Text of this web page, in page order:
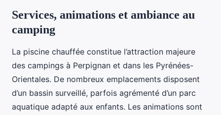
Services, animations et ambiance au
camping
La piscine chauffée constitue l’attraction majeure
des campings à Perpignan et dans les Pyrénées-
Orientales. De nombreux emplacements disposent
d’un bassin surveillé, parfois agrémenté d’un parc
aquatique adapté aux enfants. Les animations sont